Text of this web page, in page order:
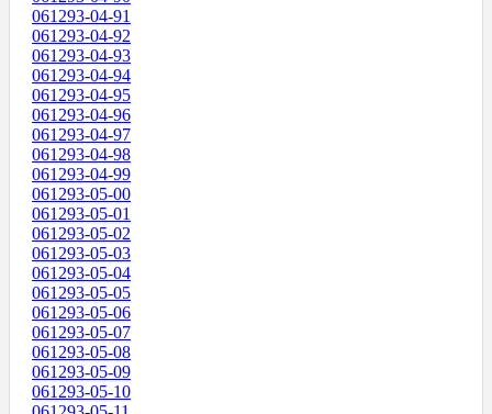
061293-04-91
061293-04-92
061293-04-93
061293-04-94
061293-04-95
061293-04-96
061293-04-97
061293-04-98
061293-04-99
061293-05-00
061293-05-01
061293-05-02
061293-05-03
061293-05-04
061293-05-05
061293-05-06
061293-05-07
061293-05-08
061293-05-09
061293-05-10